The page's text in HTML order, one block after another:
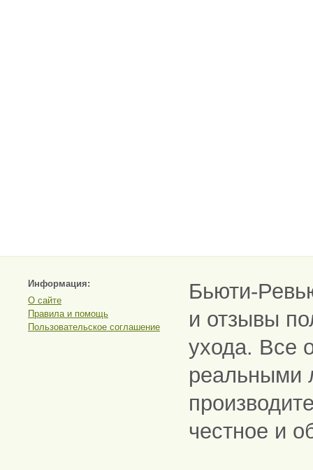
Информация:
О сайте
Правила и помощь
Пользовательское соглашение
Бьюти-
и отзывы
ухода. Все
реальными
честное и